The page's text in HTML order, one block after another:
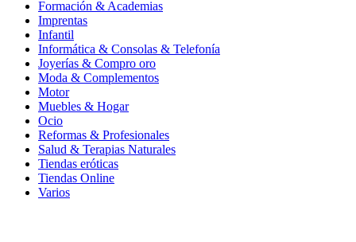
Formación & Academias
Imprentas
Infantil
Informática & Consolas & Telefonía
Joyerías & Compro oro
Moda & Complementos
Motor
Muebles & Hogar
Ocio
Reformas & Profesionales
Salud & Terapias Naturales
Tiendas eróticas
Tiendas Online
Varios